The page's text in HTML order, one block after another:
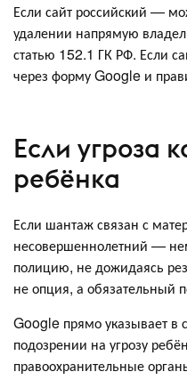
Если сайт российский —
удалении напрямую
статью 152.1 ГК РФ. Если
через форму Google и
Если угроза
ребёнка
Если шантаж связан с
несовершеннолетний —
полицию, не дожидаясь
не опция, а обязательный
Google прямо указывает в
подозрении на угрозу
правоохранительные